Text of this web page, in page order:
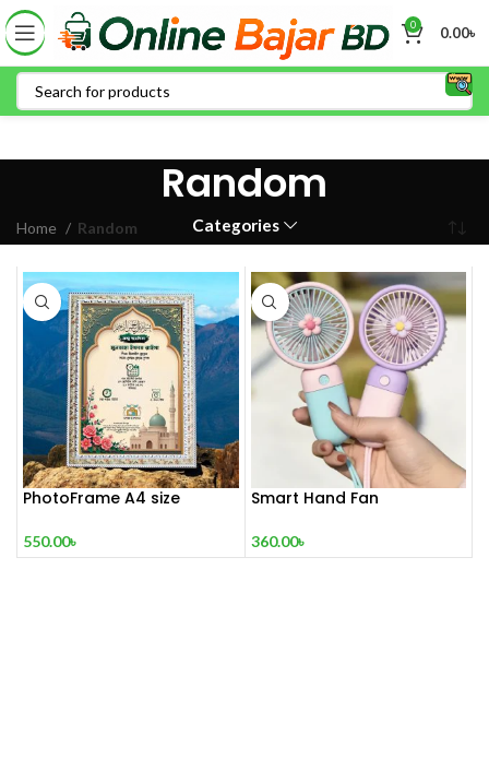
0 0.00৳
Random
Categories
Home Random
PhotoFrame A4 size
550.00৳
Smart Hand Fan
360.00৳